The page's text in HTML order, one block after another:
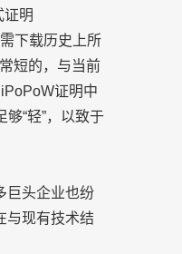
明
下载历史上所
短的，与当前
证明中
“轻”，以致于
巨头企业也纷
与现有技术结